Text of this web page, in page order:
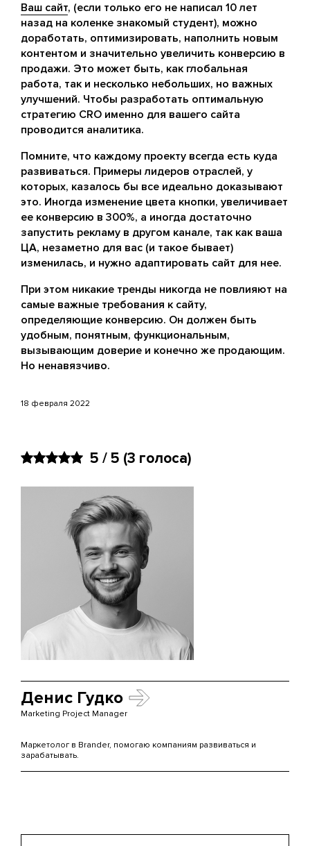
Ваш сайт, (если только его не написал 10 лет
назад на коленке знакомый студент), можно
доработать, оптимизировать, наполнить новым
контентом и значительно увеличить конверсию в
продажи. Это может быть, как глобальная
работа, так и несколько небольших, но важных
улучшений. Чтобы разработать оптимальную
стратегию CRO именно для вашего сайта
проводится аналитика.
Помните, что каждому проекту всегда есть куда
развиваться. Примеры лидеров отраслей, у
которых, казалось бы все идеально доказывают
это. Иногда изменение цвета кнопки, увеличивает
ее конверсию в 300%, а иногда достаточно
запустить рекламу в другом канале, так как ваша
ЦА, незаметно для вас (и такое бывает)
изменилась, и нужно адаптировать сайт для нее.
При этом никакие тренды никогда не повлияют на
самые важные требования к сайту,
определяющие конверсию. Он должен быть
удобным, понятным, функциональным,
вызывающим доверие и конечно же продающим.
Но ненавязчиво.
18 февраля 2022
5 / 5 (3 голоса)
Денис Гудко
Marketing Project Manager
Маркетолог в Brander, помогаю компаниям развиваться и
зарабатывать.